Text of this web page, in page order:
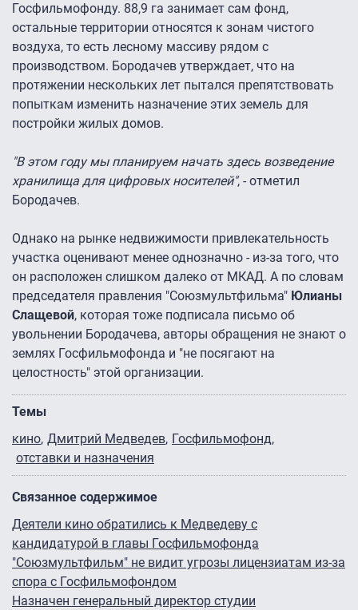
Госфильмофонду. 88,9 га занимает сам фонд,
остальные территории относятся к зонам чистого
воздуха, то есть лесному массиву рядом с
производством. Бородачев утверждает, что на
протяжении нескольких лет пытался препятствовать
попыткам изменить назначение этих земель для
постройки жилых домов.
"В этом году мы планируем начать здесь возведение
хранилища для цифровых носителей", - отметил
Бородачев.
Однако на рынке недвижимости привлекательность
участка оценивают менее однозначно - из-за того, что
он расположен слишком далеко от МКАД. А по словам
председателя правления "Союзмультфильма" Юлианы
Слащевой, которая тоже подписала письмо об
увольнении Бородачева, авторы обращения не знают о
землях Госфильмофонда и "не посягают на
целостность" этой организации.
Темы
кино Дмитрий Медведев Госфильмофонд
отставки и назначения
Связанное содержимое
Деятели кино обратились к Медведеву с
кандидатурой в главы Госфильмофонда
"Союзмультфильм" не видит угрозы лицензиатам из-за
спора с Госфильмофондом
Назначен генеральный директор студии